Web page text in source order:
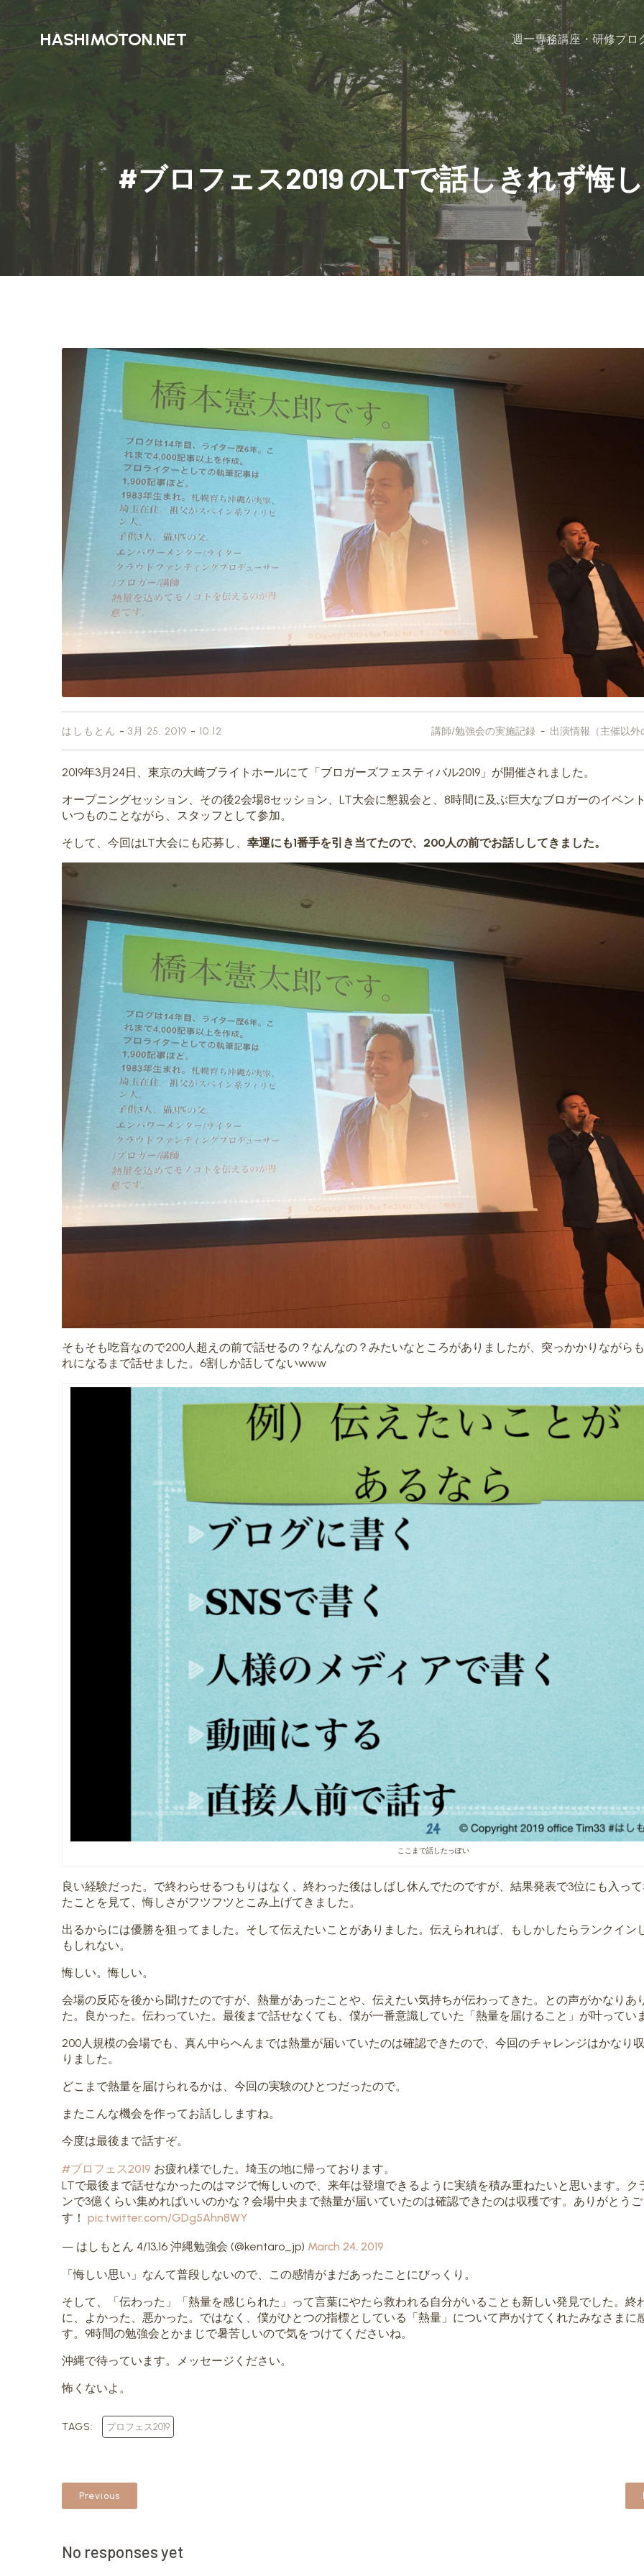
HASHIMOTON.NET 週一専務講座・研修プロ
#ブロフェス2019 のLTで話しきれず悔
はしもとん - 3月 25, 2019 - 10:12 講師/勉強会の実施記録 - 出演情報（主催以外
2019年3月24日、東京の大崎ブライトホールにて「ブロガーズフェスティバル2019」が開催されました。
オープニングセッション、その後2会場8セッション、LT大会に懇親会と、8時間に及ぶ巨大なブロガーのイベン
いつものことながら、スタッフとして参加。
そして、今回はLT大会にも応募し、 幸運にも1番手を引き当てたので、200人の前でお話ししてきました。
そもそも吃音なので200人超えの前で話せるの？なんなの？みたいなところがありましたが、突っかかりながら
れになるまで話せました。6割しか話してないwww
ここまで話したっぽい
良い経験だった。で終わらせるつもりはなく、終わった後はしばし休んでたのですが、結果発表で3位にも入っ
たことを見て、悔しさがフツフツとこみ上げてきました。
出るからには優勝を狙ってました。そして伝えたいことがありました。伝えられれば、もしかしたらランクイン
もしれない。
悔しい。悔しい。
会場の反応を後から聞けたのですが、熱量があったことや、伝えたい気持ちが伝わってきた。との声がかなりあ
た。良かった。伝わっていた。最後まで話せなくても、僕が一番意識していた「熱量を届けること」が叶ってい
200人規模の会場でも、真ん中らへんまでは熱量が届いていたのは確認できたので、今回のチャレンジはかなり
りました。
どこまで熱量を届けられるかは、今回の実験のひとつだったので。
またこんな機会を作ってお話ししますね。
今度は最後まで話すぞ。
#ブロフェス2019 お疲れ様でした。埼玉の地に帰っております。
LTで最後まで話せなかったのはマジで悔しいので、来年は登壇できるように実績を積み重ねたいと思います。ク
ンで3億くらい集めればいいのかな？会場中央まで熱量が届いていたのは確認できたのは収穫です。ありがとう
す！ pic.twitter.com/GDg5Ahn8WY
— はしもとん 4/13,16 沖縄勉強会 (@kentaro_jp) March 24, 2019
「悔しい思い」なんて普段しないので、この感情がまだあったことにびっくり。
そして、「伝わった」「熱量を感じられた」って言葉にやたら救われる自分がいることも新しい発見でした。終
に、よかった、悪かった。ではなく、僕がひとつの指標としている「熱量」について声かけてくれたみなさまに
す。9時間の勉強会とかまじで暑苦しいので気をつけてくださいね。
沖縄で待っています。メッセージください。
怖くないよ。
TAGS: ブロフェス2019
Previous
No responses yet